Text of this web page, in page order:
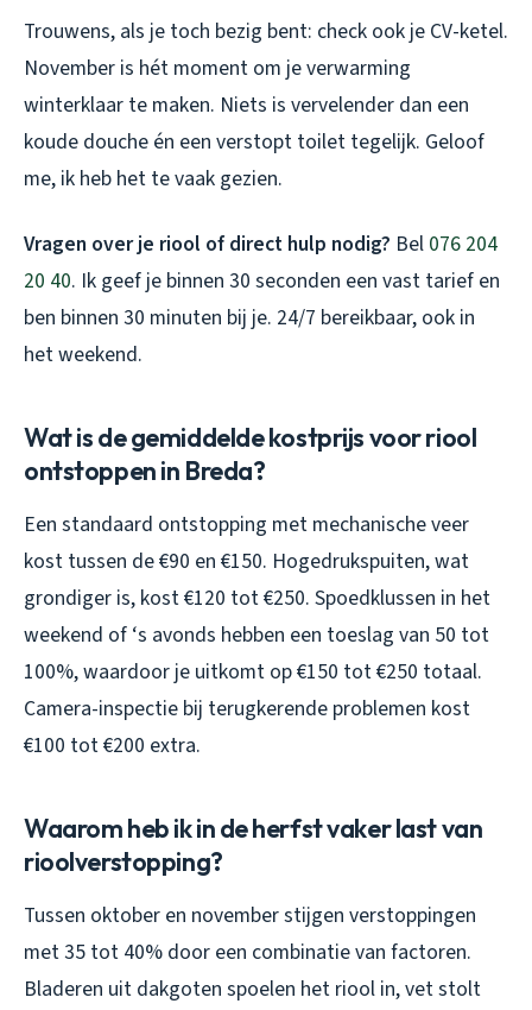
Trouwens, als je toch bezig bent: check ook je CV-ketel.
November is hét moment om je verwarming
winterklaar te maken. Niets is vervelender dan een
koude douche én een verstopt toilet tegelijk. Geloof
me, ik heb het te vaak gezien.
Vragen over je riool of direct hulp nodig? Bel 076 204
20 40. Ik geef je binnen 30 seconden een vast tarief en
ben binnen 30 minuten bij je. 24/7 bereikbaar, ook in
het weekend.
Wat is de gemiddelde kostprijs voor riool
ontstoppen in Breda?
Een standaard ontstopping met mechanische veer
kost tussen de €90 en €150. Hogedrukspuiten, wat
grondiger is, kost €120 tot €250. Spoedklussen in het
weekend of ‘s avonds hebben een toeslag van 50 tot
100%, waardoor je uitkomt op €150 tot €250 totaal.
Camera-inspectie bij terugkerende problemen kost
€100 tot €200 extra.
Waarom heb ik in de herfst vaker last van
rioolverstopping?
Tussen oktober en november stijgen verstoppingen
met 35 tot 40% door een combinatie van factoren.
Bladeren uit dakgoten spoelen het riool in, vet stolt